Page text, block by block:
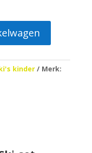
kinder
Merk: